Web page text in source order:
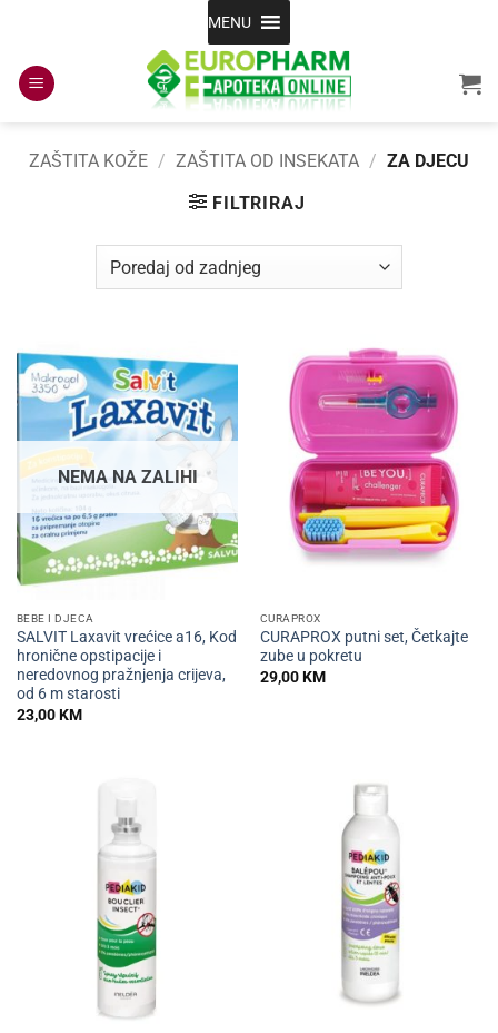
content
MENU
ZAŠTITA KOŽE / ZAŠTITA OD INSEKATA / ZA DJECU
FILTRIRAJ
NEMA NA ZALIHI
BEBE I DJECA
SALVIT Laxavit vrećice a16, Kod
hronične opstipacije i
neredovnog pražnjenja crijeva,
od 6 m starosti
23,00KM
CURAPROX
CURAPROX putni set, Četkajte
zube u pokretu
29,00KM